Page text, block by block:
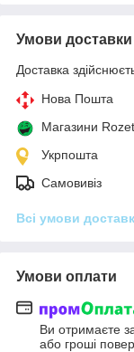
Умови доставки
Доставка
Нова Пошта
Магазини
Укрпошта
Самовивіз
Всі умови
Умови оплати
Ви отримаєте
або гроші